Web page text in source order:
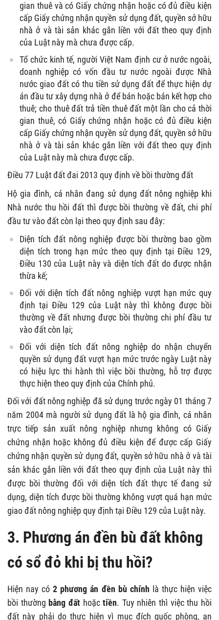
gian thuê và có Giấy chứng nhận hoặc có đủ điều kiện
cấp Giấy chứng nhận quyền sử dụng đất, quyền sở hữu
nhà ở và tài sản khác gắn liền với đất theo quy định
của Luật này mà chưa được cấp.
Tổ chức kinh tế, người Việt Nam định cư ở nước ngoài,
doanh nghiệp có vốn đầu tư nước ngoài được Nhà
nước giao đất có thu tiền sử dụng đất để thực hiện dự
án đầu tư xây dựng nhà ở để bán hoặc bán kết hợp cho
thuê; cho thuê đất trả tiền thuê đất một lần cho cả thời
gian thuê, có Giấy chứng nhận hoặc có đủ điều kiện
cấp Giấy chứng nhận quyền sử dụng đất, quyền sở hữu
nhà ở và tài sản khác gắn liền với đất theo quy định
của Luật này mà chưa được cấp.
Điều 77 Luật đất đai 2013 quy định về bồi thường đất
Hộ gia đình, cá nhân đang sử dụng đất nông nghiệp khi
Nhà nước thu hồi đất thì được bồi thường về đất, chi phí
đầu tư vào đất còn lại theo quy định sau đây:
Diện tích đất nông nghiệp được bồi thường bao gồm
diện tích trong hạn mức theo quy định tại Điều 129,
Điều 130 của Luật này và diện tích đất do được nhận
thừa kế;
Đối với diện tích đất nông nghiệp vượt hạn mức quy
định tại Điều 129 của Luật này thì không được bồi
thường về đất nhưng được bồi thường chi phí đầu tư
vào đất còn lại;
Đối với diện tích đất nông nghiệp do nhận chuyển
quyền sử dụng đất vượt hạn mức trước ngày Luật này
có hiệu lực thi hành thì việc bồi thường, hỗ trợ được
thực hiện theo quy định của Chính phủ.
Đối với đất nông nghiệp đã sử dụng trước ngày 01 tháng 7
năm 2004 mà người sử dụng đất là hộ gia đình, cá nhân
trực tiếp sản xuất nông nghiệp nhưng không có Giấy
chứng nhận hoặc không đủ điều kiện để được cấp Giấy
chứng nhận quyền sử dụng đất, quyền sở hữu nhà ở và tài
sản khác gắn liền với đất theo quy định của Luật này thì
được bồi thường đối với diện tích đất thực tế đang sử
dụng, diện tích được bồi thường không vượt quá hạn mức
giao đất nông nghiệp quy định tại Điều 129 của Luật này.
3. Phương án đền bù đất không
có sổ đỏ khi bị thu hồi?
Hiện nay có2 phương án đền bù chính là thực hiện việc
bồi thường bằng đất hoặctiền. Tuy nhiên thì việc thu hồi
đất này phải do thực hiện vì mục đích quốc phòng, an